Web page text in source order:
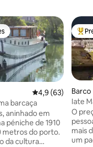
4,9 de uma
4,9 (63)
barcaça
aninhado em
péniche de 1910
metros do porto.
da cultura
Barco
Iate
O
mais
um